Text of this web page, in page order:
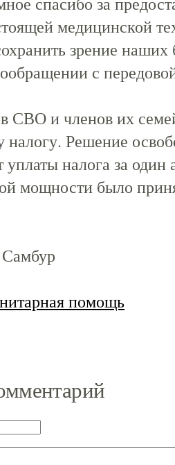
медицинской
зрение
с
СВО и членов их
налогу. Решение
налога за
мощности было
помощь